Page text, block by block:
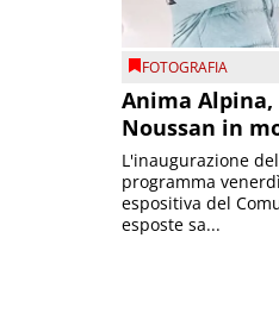
FOTOGRAFIA
Anima
Noussan in
L'inaugurazione
programma
espositiva del
esposte sa...